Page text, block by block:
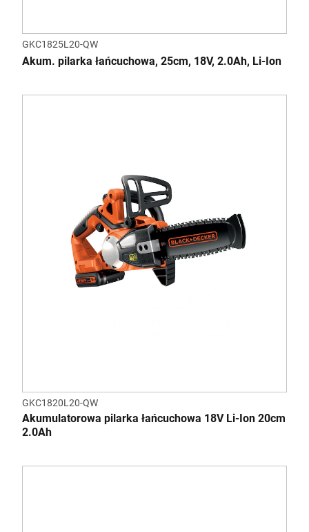
GKC1825L20-QW
Akum. pilarka łańcuchowa, 25cm, 18V, 2.0Ah, Li-Ion
GKC1820L20-QW
Akumulatorowa pilarka łańcuchowa 18V Li-Ion 20cm
2.0Ah